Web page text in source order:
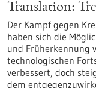
Translation:
Der Kampf gegen
haben sich die
und Früherkennung
technologischen
verbessert, doch
dem